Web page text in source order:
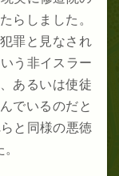
らしました。
罪と見なされ
う非イスラー
あるいは使徒
でいるのだと
と同様の悪徳